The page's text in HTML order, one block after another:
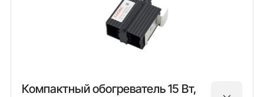
Компактный обогреватель 15 Вт,